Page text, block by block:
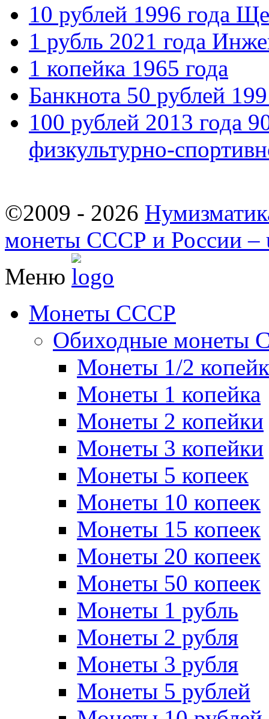
10 рублей 1996 года
1 рубль 2021 года
1 копейка 1965 года
Банкнота 50 рублей
100 рублей 2013 года
физкультурно-
©2009 - 2026
монеты СССР и России –
Меню
Монеты СССР
Обиходные монеты
Монеты 1/2
Монеты 1 копейка
Монеты 2 копейки
Монеты 3 копейки
Монеты 5 копеек
Монеты 10 копеек
Монеты 15 копеек
Монеты 20 копеек
Монеты 50 копеек
Монеты 1 рубль
Монеты 2 рубля
Монеты 3 рубля
Монеты 5 рублей